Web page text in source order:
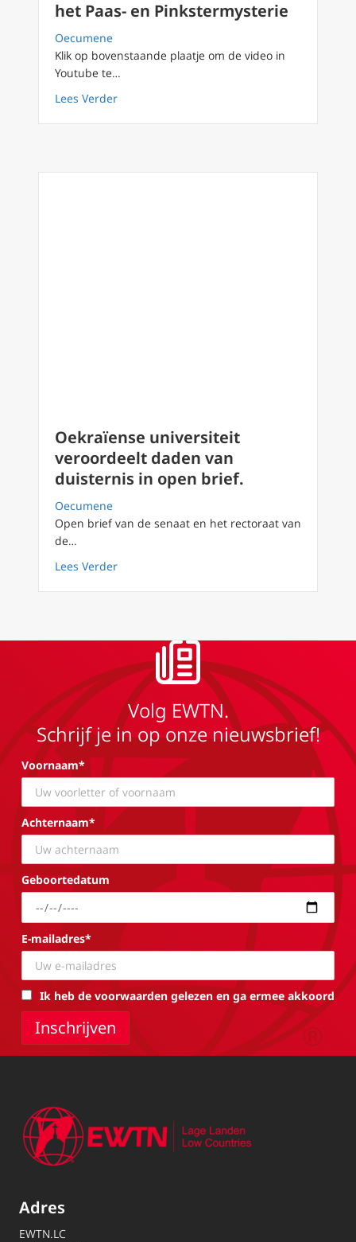
het Paas- en Pinkstermysterie
Oecumene
Klik op bovenstaande plaatje om de video in
Youtube te…
Lees Verderabout FilioQue 89 gelijkvormigheid aan
Oekraïense universiteit
veroordeelt daden van
duisternis in open brief.
Oecumene
Open brief van de senaat en het rectoraat van
de…
Lees Verderabout Oekraïense universiteit veroordeelt
Volg EWTN.
Schrijf je in op onze nieuwsbrief!
Voornaam*
Achternaam*
Geboortedatum
E-mailadres*
Ik heb de voorwaarden gelezen en ga ermee akkoord
Adres
EWTN.LC